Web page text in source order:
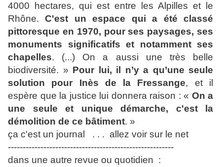
4000 hectares, qui est entre les Alpilles et le
Rhône.C'est un espace qui a été classé
pittoresque en 1970, pour ses paysages, ses
monuments significatifs et notamment ses
chapelles. (...) On a aussi une très belle
biodiversité. » Pour lui, il n’y a qu’une seule
solution
pour Inès de la Fressange, et il
espère que la justice lui donnera raison : « On a
une seule et unique démarche, c'est la
démolition de ce bâtiment. »
ça c'est un journal . . . allez voir sur le net
--------------------------------------------------------
dans une autre revue ou quotidien :